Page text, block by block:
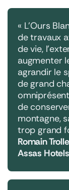
« L’Ours
de travaux
de vie,
augmenter
agrandir le
de grand
de
montagne,
trop grand
Romain
Assas